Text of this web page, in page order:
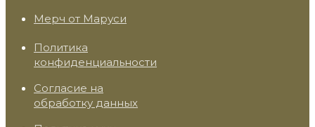
Мерч от Маруси
Политика
конфиденциальности
Согласие на
обработку данных